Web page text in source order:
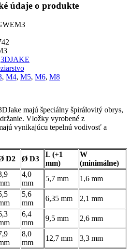
údaje o produkte
3DJAKE
, M4, M5, M6, M8
majú špeciálny špirálovitý obrys,
Vložky vyrobené z
vynikajúcu tepelnú vodivosť a
D2 Ø D3
L (+1
mm)
W
(minimálne)
4,0
mm
5,7 mm 1,6 mm
5,6
mm
6,35 mm 2,1 mm
6,4
mm
9,5 mm 2,6 mm
8,0
mm
12,7 mm 3,3 mm